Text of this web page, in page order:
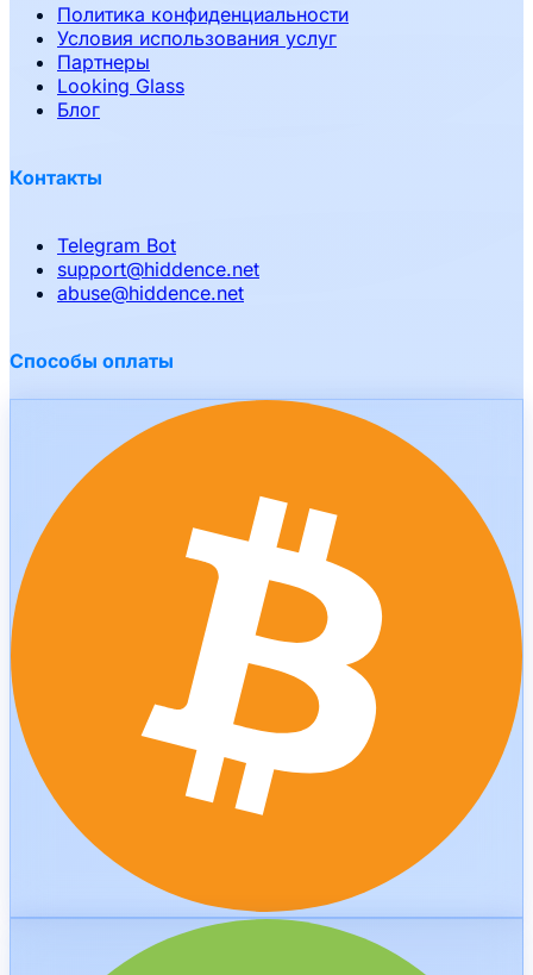
Политика конфиденциальности
Условия использования услуг
Партнеры
Looking Glass
Блог
Контакты
Telegram Bot
support@hiddence.net
abuse@hiddence.net
Способы оплаты